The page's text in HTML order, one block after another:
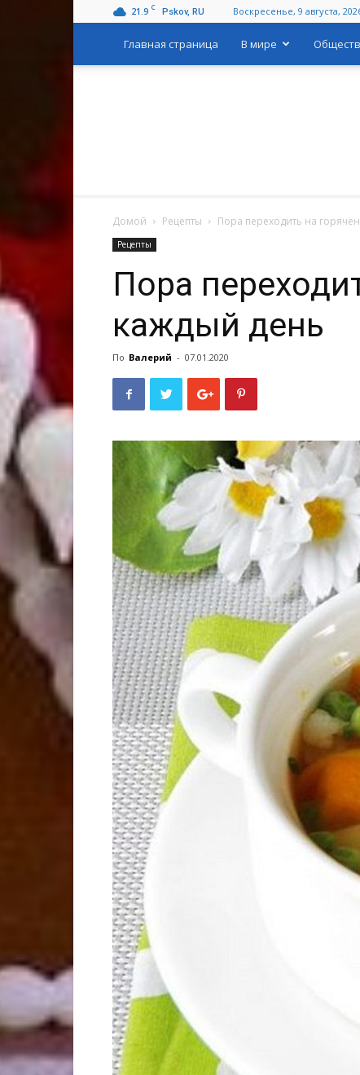
21.9 C Pskov, RU Воскресенье, 9 августа,
Главная страница В мире
Домой Рецепты Пора переходить на
Рецепты
Пора
каждый день
По Валерий - 07.01.2020